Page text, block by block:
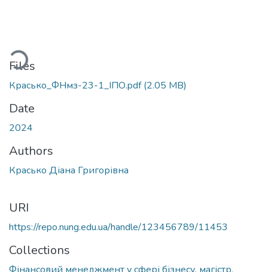
Files
Красько_ФНмз-23-1_ІПО.pdf(2.05 MB)
Date
2024
Authors
Красько Діана Григорівна
URI
https://repo.nung.edu.ua/handle/123456789/11453
Collections